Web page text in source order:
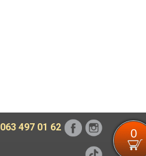
497 01 62 0